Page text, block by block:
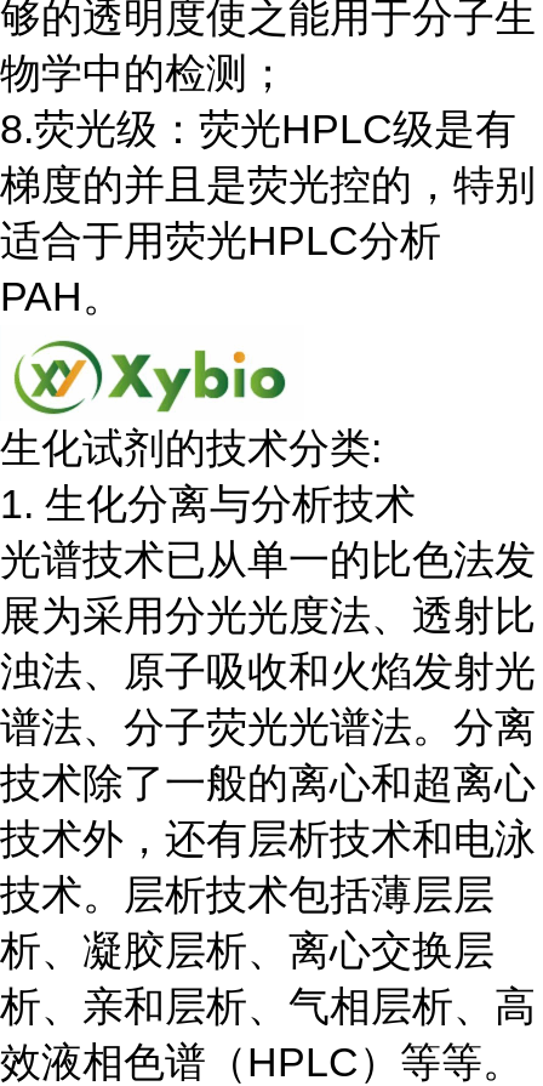
够的透明度使之能用于分子生
物学中的检测；
8.荧光级：荧光HPLC级是有
梯度的并且是荧光控的，特别
适合于用荧光HPLC分析
PAH。
生化试剂的技术分类:
1. 生化分离与分析技术
光谱技术已从单一的比色法发
展为采用分光光度法、透射比
浊法、原子吸收和火焰发射光
谱法、分子荧光光谱法。分离
技术除了一般的离心和超离心
技术外，还有层析技术和电泳
技术。层析技术包括薄层层
析、凝胶层析、离心交换层
析、亲和层析、气相层析、高
效液相色谱（HPLC）等等。